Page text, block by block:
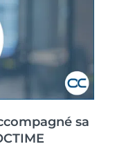
sa